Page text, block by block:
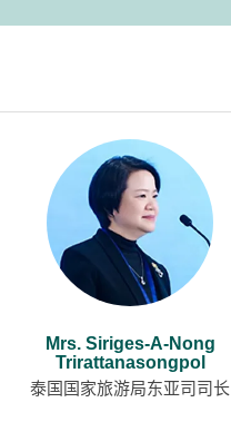
资料下载
Mrs. Siriges-A-Nong
Trirattanasongpol
泰国国家旅游局东亚司司长